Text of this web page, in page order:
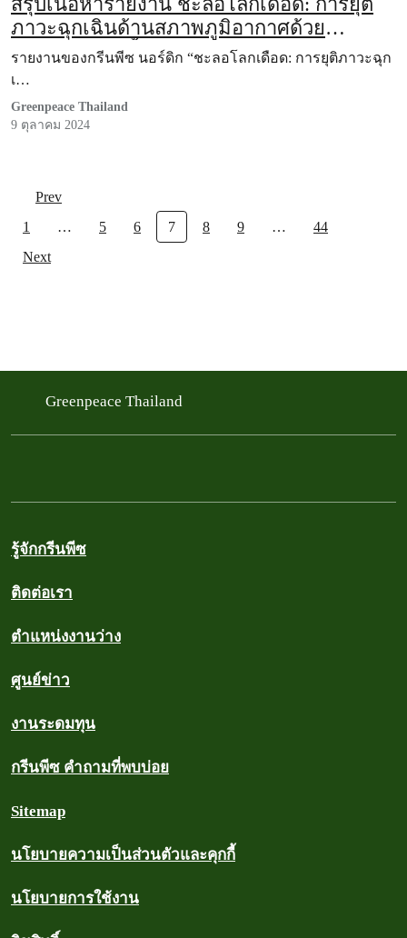
ภาวะฉุกเฉินด้านสภาพภูมิอากาศด้วย
อุตสาหกรรมเนื้อสัตว์และนม
รายงานของกรีนพีซ นอร์ดิก “ชะลอโลกเดือด: การยุติภาวะฉุก
เ…
Greenpeace Thailand
9 ตุลาคม 2024
Prev
1
… 5 6 7 8 9 …
44
Next
Greenpeace Thailand
รู้จักกรีนพีซ
ติดต่อเรา
ตำแหน่งงานว่าง
ศูนย์ข่าว
งานระดมทุน
กรีนพีซ คำถามที่พบบ่อย
Sitemap
นโยบายความเป็นส่วนตัวและคุกกี้
นโยบายการใช้งาน